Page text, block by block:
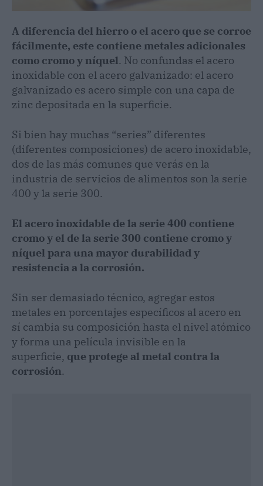
A diferencia del hierro o el acero que se corroe
fácilmente, este contiene metales adicionales
como cromo y níquel. No confundas el acero
inoxidable con el acero galvanizado: el acero
galvanizado es acero simple con una capa de
zinc depositada en la superficie.
Si bien hay muchas “series” diferentes
(diferentes composiciones) de acero inoxidable,
dos de las más comunes que verás en la
industria de servicios de alimentos son la serie
400 y la serie 300.
El acero inoxidable de la serie 400 contiene
cromo y el de la serie 300 contiene cromo y
níquel para una mayor durabilidad y
resistencia a la corrosión.
Sin ser demasiado técnico, agregar estos
metales en porcentajes específicos al acero en
sí cambia su composición hasta el nivel atómico
y forma una película invisible en la
superficie, que protege al metal contra la
corrosión.